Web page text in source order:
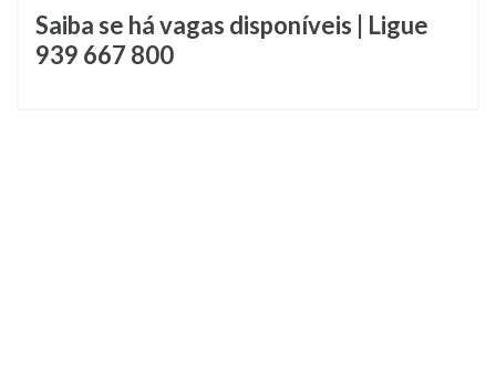
Saiba se há vagas disponíveis | Ligue
939 667 800